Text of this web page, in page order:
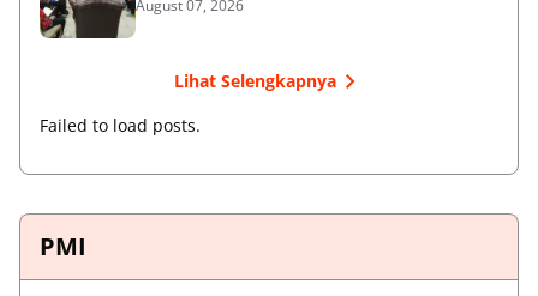
August 07, 2026
Lihat Selengkapnya
Failed to load posts.
PMI